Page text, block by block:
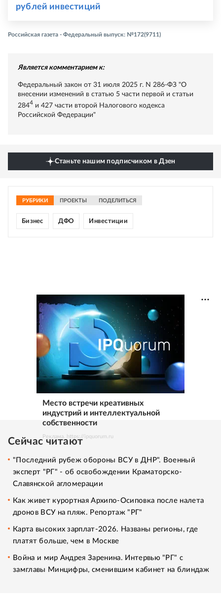
рублей инвестиций
Российская газета - Федеральный выпуск: №172(9711)
Является комментарием к:
Федеральный закон от 31 июля 2025 г. N 286-ФЗ "О
внесении изменений в статью 5 части первой и статьи
2844 и 427 части второй Налогового кодекса
Российской Федерации"
Станьте нашим подписчиком в Дзен
РУБРИКИ ПРОЕКТЫ ПОДЕЛИТЬСЯ
Бизнес ДФО Инвестиции
Место встречи креативных
индустрий и интеллектуальной
собственности
Реклама. https://ipquorum.ru
Сейчас читают
"Последний рубеж обороны ВСУ в ДНР". Военный
эксперт "РГ" - об освобождении Краматорско-
Славянской агломерации
Как живет курортная Архипо-Осиповка после налета
дронов ВСУ на пляж. Репортаж "РГ"
Карта высоких зарплат-2026. Названы регионы, где
платят больше, чем в Москве
Война и мир Андрея Заренина. Интервью "РГ" с
замглавы Минцифры, сменившим кабинет на блиндаж